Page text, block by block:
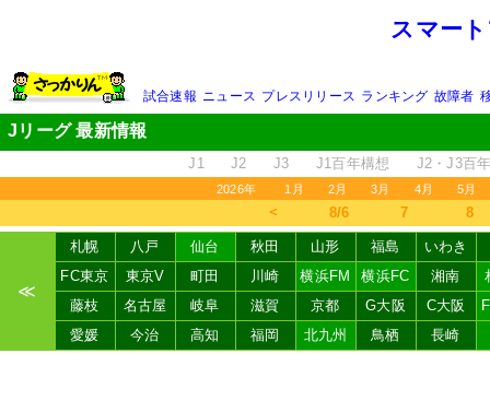
スマー
試合速報 ニュース プレスリリース ランキング 故障者
Jリーグ 最新情報
J1 J2 J3 J1百年構想 J2・J3百
2026年 1月 2月 3月 4月 5月
＜ 8/6 7 8
≪
札幌 八戸 仙台 秋田 山形 福島
いわき
FC東京
東京V 町田 川崎 横浜FM 横浜FC 湘南
藤枝
名古屋 岐阜 滋賀 京都 G大阪 C大阪
愛媛
今治 高知 福岡 北九州 鳥栖 長崎